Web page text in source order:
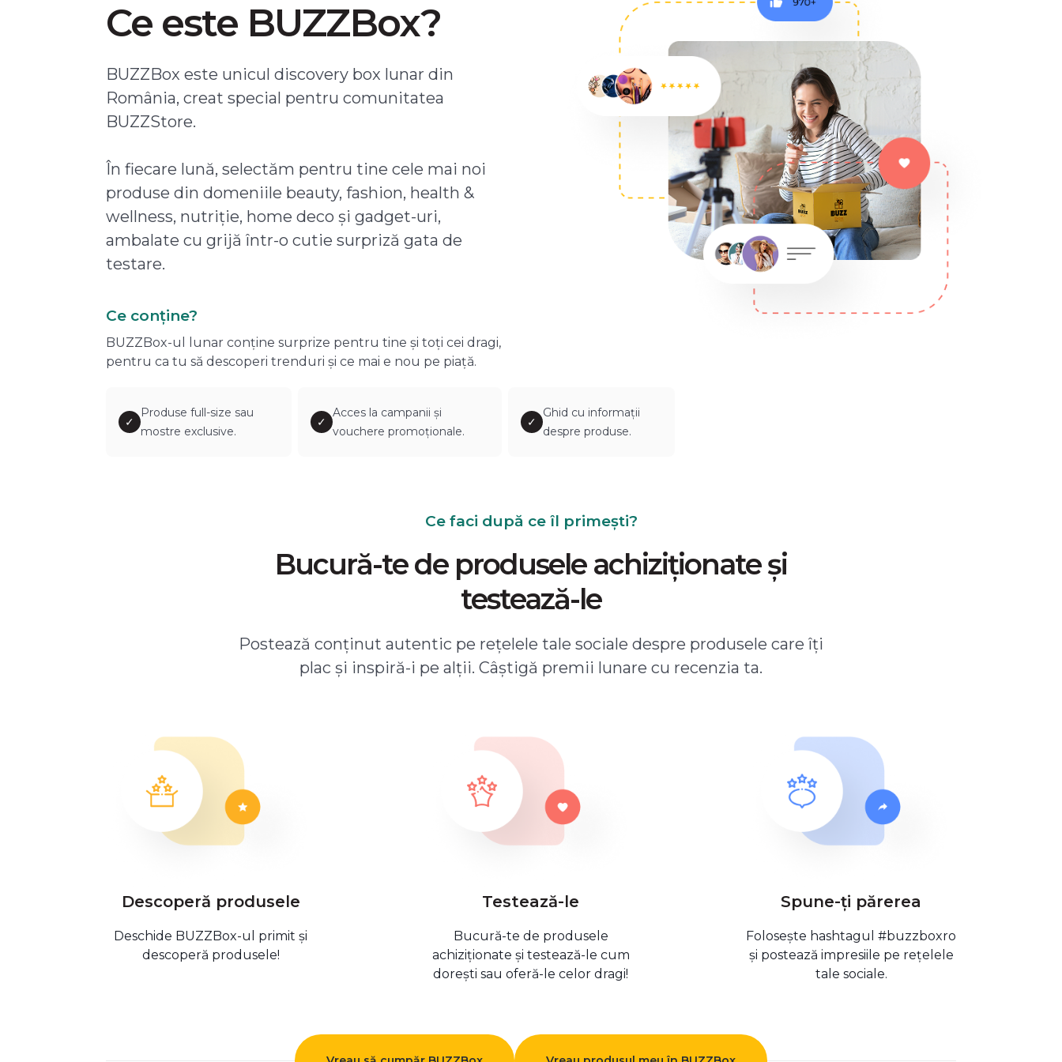
Ce este BUZZBox?
BUZZBox este unicul discovery box lunar din
România, creat special pentru comunitatea
BUZZStore.
În fiecare lună, selectăm pentru tine cele mai noi
produse din domeniile beauty, fashion, health &
wellness, nutriție, home deco și gadget-uri,
ambalate cu grijă într-o cutie surpriză gata de
testare.
Ce conține?
BUZZBox-ul lunar conține surprize pentru tine și toți cei dragi,
pentru ca tu să descoperi trenduri și ce mai e nou pe piață.
✓
Produse full-size sau
mostre exclusive.
✓
Acces la campanii și
vouchere promoționale.
✓
Ghid cu informații
despre produse.
Ce faci după ce îl primești?
Bucură-te de produsele achiziționate și
testează-le
Postează conținut autentic pe rețelele tale sociale despre produsele care îți
plac și inspiră-i pe alții. Câștigă premii lunare cu recenzia ta.
Descoperă produsele
Deschide BUZZBox-ul primit și
descoperă produsele!
Testează-le
Bucură-te de produsele
achiziționate și testează-le cum
dorești sau oferă-le celor dragi!
Spune-ți părerea
Folosește hashtagul #buzzboxro
și postează impresiile pe rețelele
tale sociale.